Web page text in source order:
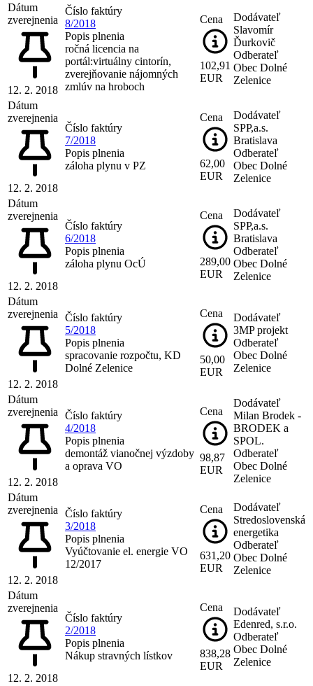
Dátum
zverejnenia
12. 2. 2018
Číslo faktúry
8/2018
Popis plnenia
ročná licencia na
portál:virtuálny cintorín,
zverejňovanie nájomných
zmlúv na hroboch
Cena
102,91
EUR
Dodávateľ
Slavomír
Ďurkovič
Odberateľ
Obec Dolné
Zelenice
Dátum
zverejnenia
12. 2. 2018
Číslo faktúry
7/2018
Popis plnenia
záloha plynu v PZ
Cena
62,00
EUR
Dodávateľ
SPP,a.s.
Bratislava
Odberateľ
Obec Dolné
Zelenice
Dátum
zverejnenia
12. 2. 2018
Číslo faktúry
6/2018
Popis plnenia
záloha plynu OcÚ
Cena
289,00
EUR
Dodávateľ
SPP,a.s.
Bratislava
Odberateľ
Obec Dolné
Zelenice
Dátum
zverejnenia
12. 2. 2018
Číslo faktúry
5/2018
Popis plnenia
spracovanie rozpočtu, KD
Dolné Zelenice
Cena
50,00
EUR
Dodávateľ
3MP projekt
Odberateľ
Obec Dolné
Zelenice
Dátum
zverejnenia
12. 2. 2018
Číslo faktúry
4/2018
Popis plnenia
demontáž vianočnej výzdoby
a oprava VO
Cena
98,87
EUR
Dodávateľ
Milan Brodek -
BRODEK a
SPOL.
Odberateľ
Obec Dolné
Zelenice
Dátum
zverejnenia
12. 2. 2018
Číslo faktúry
3/2018
Popis plnenia
Vyúčtovanie el. energie VO
12/2017
Cena
631,20
EUR
Dodávateľ
Stredoslovenská
energetika
Odberateľ
Obec Dolné
Zelenice
Dátum
zverejnenia
12. 2. 2018
Číslo faktúry
2/2018
Popis plnenia
Nákup stravných lístkov
Cena
838,28
EUR
Dodávateľ
Edenred, s.r.o.
Odberateľ
Obec Dolné
Zelenice